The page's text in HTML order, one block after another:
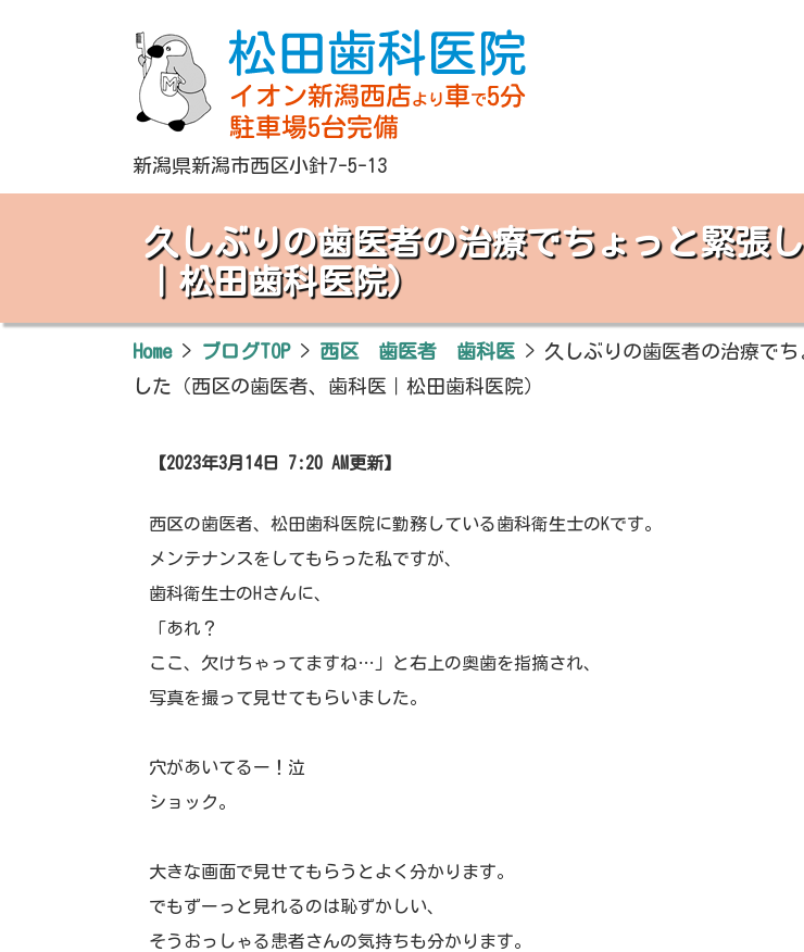
新潟県新潟市西区小針7-5-13
久しぶりの歯医者の治療でちょっと緊張
｜松田歯科医院）
Home> ブログTOP> 西区 歯医者 歯科医 > 久しぶりの歯医者の治療でち
した（西区の歯医者、歯科医｜松田歯科医院）
【2023年3月14日 7:20 AM更新】
西区の歯医者、松田歯科医院に勤務している歯科衛生士のKです。
メンテナンスをしてもらった私ですが、
歯科衛生士のHさんに、
「あれ？
ここ、欠けちゃってますね…」と右上の奥歯を指摘され、
写真を撮って見せてもらいました。
穴があいてるー！泣
ショック。
大きな画面で見せてもらうとよく分かります。
でもずーっと見れるのは恥ずかしい、
そうおっしゃる患者さんの気持ちも分かります。